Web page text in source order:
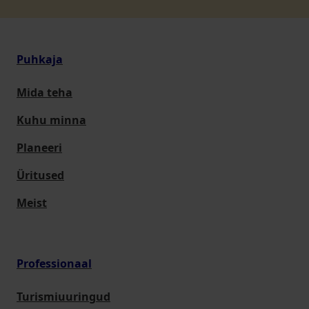
Puhkaja
Mida teha
Kuhu minna
Planeeri
Üritused
Meist
Professionaal
Turismiuuringud